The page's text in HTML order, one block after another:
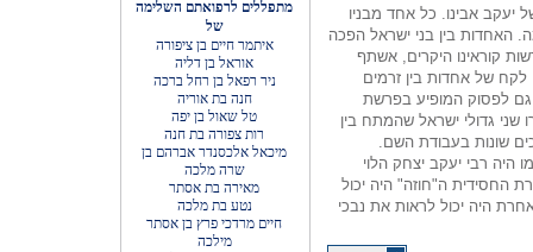
יעקב אבינו. כל אחד מבניו
האחדות בין בני ישראל הפכה
קוראינו היקרים, אשתף
של אחדות בין זרמים
גם לפסוק המופיע בפרשת
שני גדולי ישראל שהמתח בין
שונות בעבודת השם.
היה רבי יעקב יצחק הלוי
1745). על פי המסורת החסידית ה"חוזה" היה יכול
היה יכול לראות את נבכי
מתפללים לרפואתם השלימה
של
איתמר חיים בן ציפורה
אוראל בן דליה
ניר רפאל בן רחל ברכה
חנה בת אוריה
טל שאול בן יפה
רות צפורה בת חנה
מיכאל אלכסנדר אברהם בן
שרה מלכה
מאירה בת אסתר
נטע בת מלכה
חיים מרדכי פרץ בן אסתר
מילכה